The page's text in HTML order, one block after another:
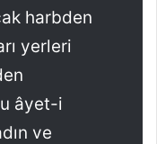
harbden
yerleri
âyet-i
ve